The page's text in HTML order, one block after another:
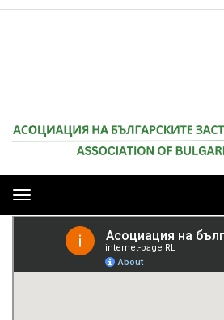
Мобилна
навигация